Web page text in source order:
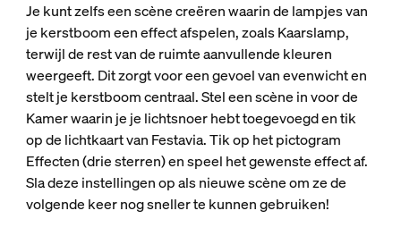
Je kunt zelfs een scène creëren waarin de lampjes van
je kerstboom een effect afspelen, zoals Kaarslamp,
terwijl de rest van de ruimte aanvullende kleuren
weergeeft. Dit zorgt voor een gevoel van evenwicht en
stelt je kerstboom centraal. Stel een scène in voor de
Kamer waarin je je lichtsnoer hebt toegevoegd en tik
op de lichtkaart van Festavia. Tik op het pictogram
Effecten (drie sterren) en speel het gewenste effect af.
Sla deze instellingen op als nieuwe scène om ze de
volgende keer nog sneller te kunnen gebruiken!